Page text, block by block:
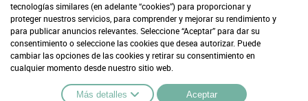
tecnologías similares (en adelante “cookies”) para proporcionar y
proteger nuestros servicios, para comprender y mejorar su rendimiento y
para publicar anuncios relevantes. Seleccione “Aceptar” para dar su
consentimiento o seleccione las cookies que desea autorizar. Puede
cambiar las opciones de las cookies y retirar su consentimiento en
cualquier momento desde nuestro sitio web.
Más detalles Aceptar